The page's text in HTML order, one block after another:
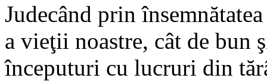
Judecând prin
a vieţii noastre, cât de bun
începuturi cu lucruri din